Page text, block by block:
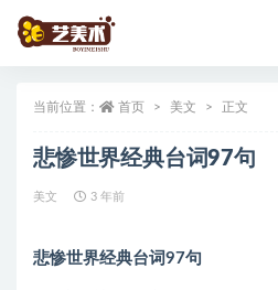
当前位置： 首页 美文 正文
悲惨世界经典台词97句
美文 3 年前
悲惨世界经典台词97句